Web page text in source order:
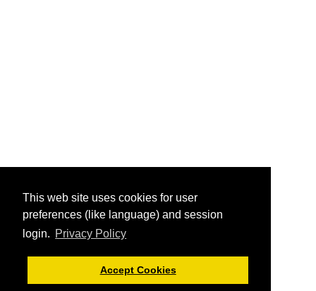
This web site uses cookies for user
preferences (like language) and session
login. Privacy Policy
Accept Cookies